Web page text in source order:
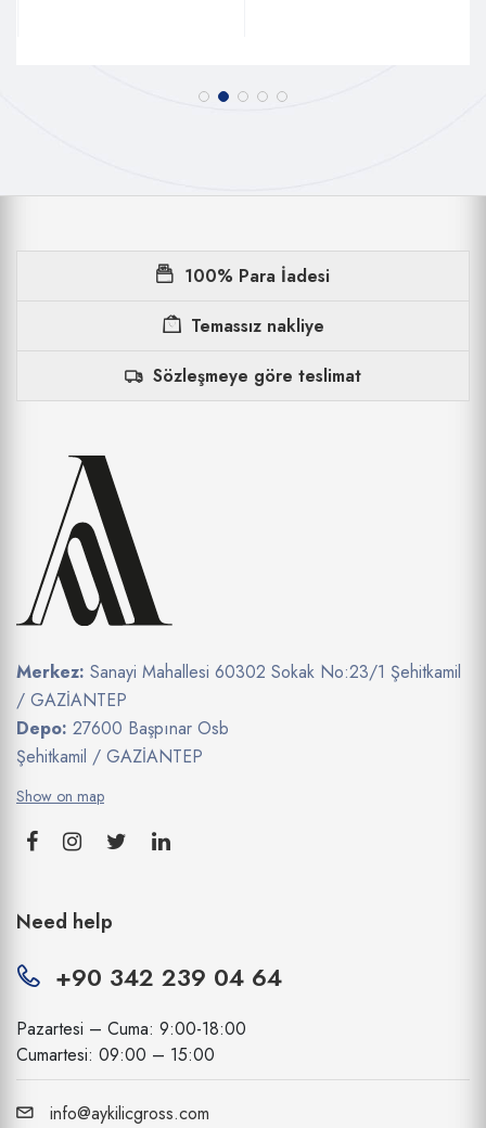
100% Para İadesi
Temassız nakliye
Sözleşmeye göre teslimat
Merkez: Sanayi Mahallesi 60302 Sokak No:23/1 Şehitkamil
/ GAZİANTEP
Depo: 27600 Başpınar Osb
Şehitkamil / GAZİANTEP
Show on map
Need help
+90 342 239 04 64
Pazartesi – Cuma: 9:00-18:00
Cumartesi: 09:00 – 15:00
info@aykilicgross.com